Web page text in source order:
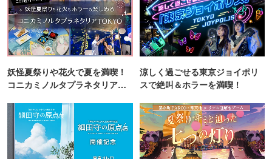
妖怪夏祭りや花火で夏を満喫！
コニカミノルタプラネタリア
涼しく過ごせる東京ジョイポリ
スで絶叫＆ホラーを満喫！